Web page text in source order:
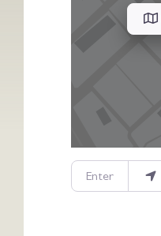
Enter your location